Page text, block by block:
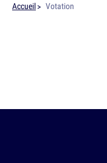
Accueil Votation